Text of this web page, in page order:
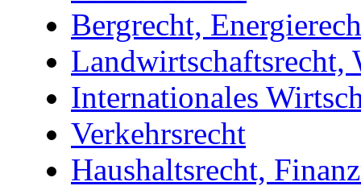
Bergrecht,
Landwirtschaftsrecht,
Internationales
Verkehrsrecht
Haushaltsrecht,